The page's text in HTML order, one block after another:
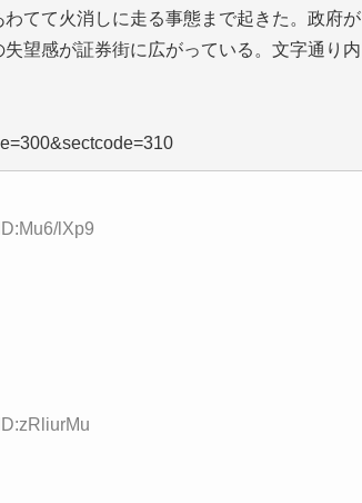
てて火消しに走る事態まで起きた。政府が
望感が証券街に広がっている。文字通り内
lXp9